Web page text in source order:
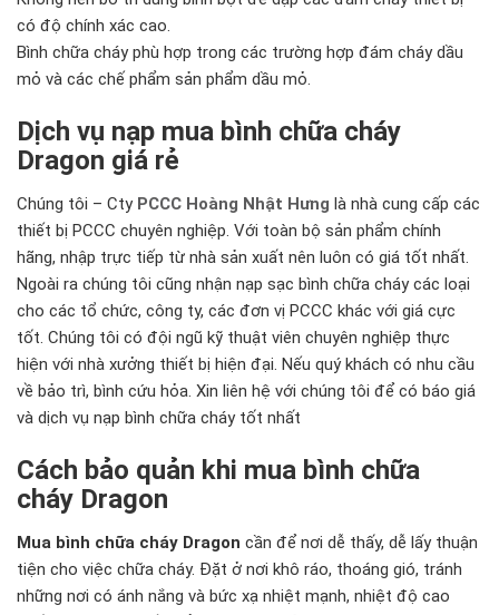
có độ chính xác cao.
Bình chữa cháy phù hợp trong các trường hợp đám cháy dầu
mỏ và các chế phẩm sản phẩm dầu mỏ.
Dịch vụ nạp mua bình chữa cháy
Dragon giá rẻ
Chúng tôi – Cty PCCC Hoàng Nhật Hưng là nhà cung cấp các
thiết bị PCCC chuyên nghiệp. Với toàn bộ sản phẩm chính
hãng, nhập trực tiếp từ nhà sản xuất nên luôn có giá tốt nhất.
Ngoài ra chúng tôi cũng nhận nạp sạc bình chữa cháy các loại
cho các tổ chức, công ty, các đơn vị PCCC khác với giá cực
tốt. Chúng tôi có đội ngũ kỹ thuật viên chuyên nghiệp thực
hiện với nhà xưởng thiết bị hiện đại. Nếu quý khách có nhu cầu
về bảo trì, bình cứu hỏa. Xin liên hệ với chúng tôi để có báo giá
và dịch vụ nạp bình chữa cháy tốt nhất
Cách bảo quản khi mua bình chữa
cháy Dragon
Mua bình chữa cháy Dragon cần để nơi dễ thấy, dễ lấy thuận
tiện cho việc chữa cháy. Đặt ở nơi khô ráo, thoáng gió, tránh
những nơi có ánh nắng và bức xạ nhiệt mạnh, nhiệt độ cao